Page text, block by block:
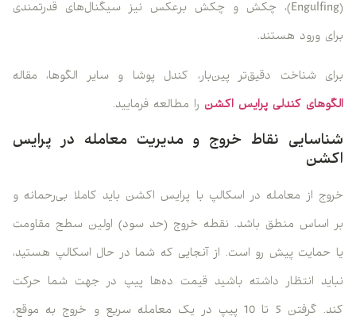
(Engulfing)، چکش و چکش برعکس نیز سیگنال‌های قدرتمندی
برای ورود هستند.
برای شناخت دقیق‌تر پین‌بار، کندل پوشا و سایر الگوها، مقاله
الگوهای کندلی پرایس اکشن را مطالعه فرمایید.
شناسایی نقاط خروج و مدیریت معامله در پرایس
اکشن
خروج از معامله در اسکالپ با پرایس اکشن باید کاملا بی‌رحمانه و
بر اساس منطق باشد. نقطه خروج (حد سود) اولین سطح مقاومت
یا حمایت پیش رو است. از آنجایی که شما در حال اسکالپ هستید،
نباید انتظار داشته باشید قیمت ده‌ها پیپ در جهت شما حرکت
کند. گرفتن 5 تا 10 پیپ در یک معامله سریع و خروج به موقع،